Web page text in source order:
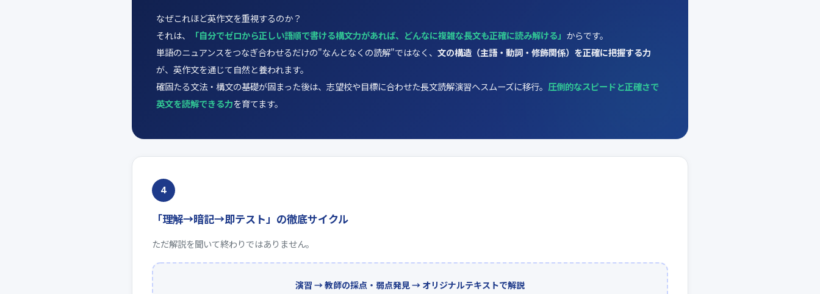
なぜこれほど英作文を重視するのか？
それは、
「自分でゼロから正しい語順で書ける構文力があれば、どんなに複雑な長文も正確に読み解ける」 からです。
単語のニュアンスをつなぎ合わせるだけの"なんとなくの読解"ではなく、 文の構造（主語・動詞・修飾関係）を正確に把握する力
が、英作文を通じて自然と養われます。
確固たる文法・構文の基礎が固まった後は、志望校や目標に合わせた長文読解演習へスムーズに移行。 圧倒的なスピードと正確さで
英文を読解できる力を育てます。
4
「理解→暗記→即テスト」の徹底サイクル
ただ解説を聞いて終わりではありません。
演習 → 教師の採点・弱点発見 → オリジナルテキストで解説